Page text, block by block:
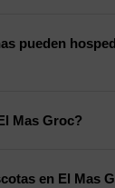
pueden
Mas Groc?
en El Mas